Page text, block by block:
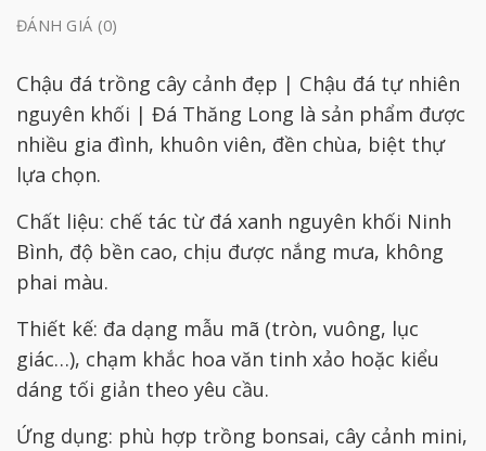
ĐÁNH GIÁ (0)
Chậu đá trồng cây cảnh đẹp | Chậu đá tự nhiên
nguyên khối | Đá Thăng Long là sản phẩm được
nhiều gia đình, khuôn viên, đền chùa, biệt thự
lựa chọn.
Chất liệu: chế tác từ đá xanh nguyên khối Ninh
Bình, độ bền cao, chịu được nắng mưa, không
phai màu.
Thiết kế: đa dạng mẫu mã (tròn, vuông, lục
giác…), chạm khắc hoa văn tinh xảo hoặc kiểu
dáng tối giản theo yêu cầu.
Ứng dụng: phù hợp trồng bonsai, cây cảnh mini,